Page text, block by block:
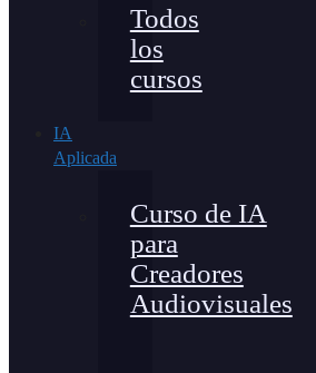
Todos
los
cursos
IA
Aplicada
Curso de IA
para
Creadores
Audiovisuales